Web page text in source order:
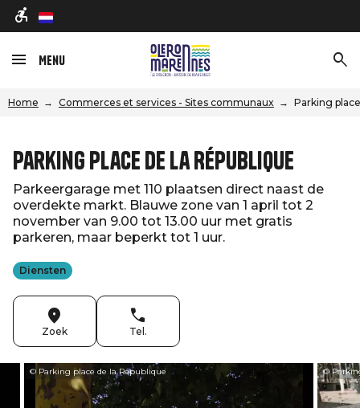
nl
Menu
Home Commerces et services - Sites communaux Parking
Parking place de la République
Parkeergarage met 110 plaatsen direct naast de
overdekte markt. Blauwe zone van 1 april tot 2
november van 9.00 tot 13.00 uur met gratis
parkeren, maar beperkt tot 1 uur.
Diensten
Zoek Tel.
© Parking place de la République ©